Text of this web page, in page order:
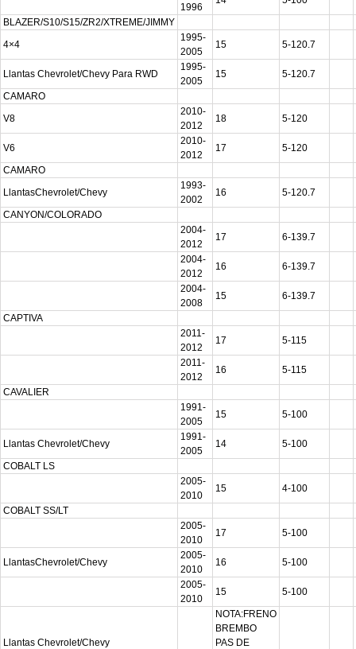
1996
BLAZER/S10/S15/ZR2/XTREME/JIMMY
4×4
1995-
2005
15 5-120.7
Llantas Chevrolet/Chevy Para RWD
1995-
2005
15
5-120.7
CAMARO
V8
2010-
2012
18 5-120
V6
2010-
2012
17
5-120
CAMARO
LlantasChevrolet/Chevy
1993-
2002
16
5-120.7
CANYON/COLORADO
2004-
2012
17
6-139.7
2004-
2012
16
6-139.7
2004-
2008
15
6-139.7
CAPTIVA
2011-
2012
17
5-115
2011-
2012
16
5-115
CAVALIER
1991-
2005
15 5-100
Llantas Chevrolet/Chevy
1991-
2005
14
5-100
COBALT LS
2005-
2010
15
4-100
COBALT SS/LT
2005-
2010
17 5-100
LlantasChevrolet/Chevy
2005-
2010
16
5-100
2005-
2010
15 5-100
Llantas Chevrolet/Chevy
NOTA:FRENO
BREMBO
PAS DE